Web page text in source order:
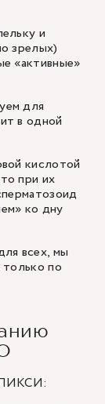
и
зрелых)
«активные»
для
в одной
кислотой
при их
ко дну
всех, мы
по
ПИКСИ: